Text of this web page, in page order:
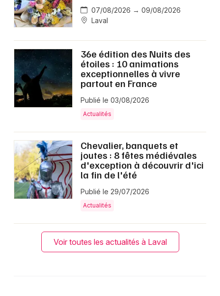
07/08/2026 → 09/08/2026
Laval
36e édition des Nuits des
étoiles : 10 animations
exceptionnelles à vivre
partout en France
Publié le 03/08/2026
Actualités
Chevalier, banquets et
joutes : 8 fêtes médiévales
d'exception à découvrir d'ici
la fin de l'été
Publié le 29/07/2026
Actualités
Voir toutes les actualités à Laval